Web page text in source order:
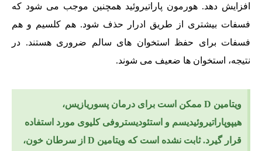
افزایش دهد. هورمون پاراتیروئید همچنین موجب می شود که
فسفات بیشتری از طریق ادرار حذف شود. هم کلسیم و هم
فسفات برای حفظ استخوان های سالم ضروری هستند. در
نتیجه، استخوان ها ضعیف می شوند.
ویتامین D ممکن است برای درمان پسوریازیس،
هیپوپاراتیروئیدیسم و استئودیستروفی کلیوی مورد استفاده
قرار گیرد. ثابت نشده است که ویتامین D از سرطان خون،